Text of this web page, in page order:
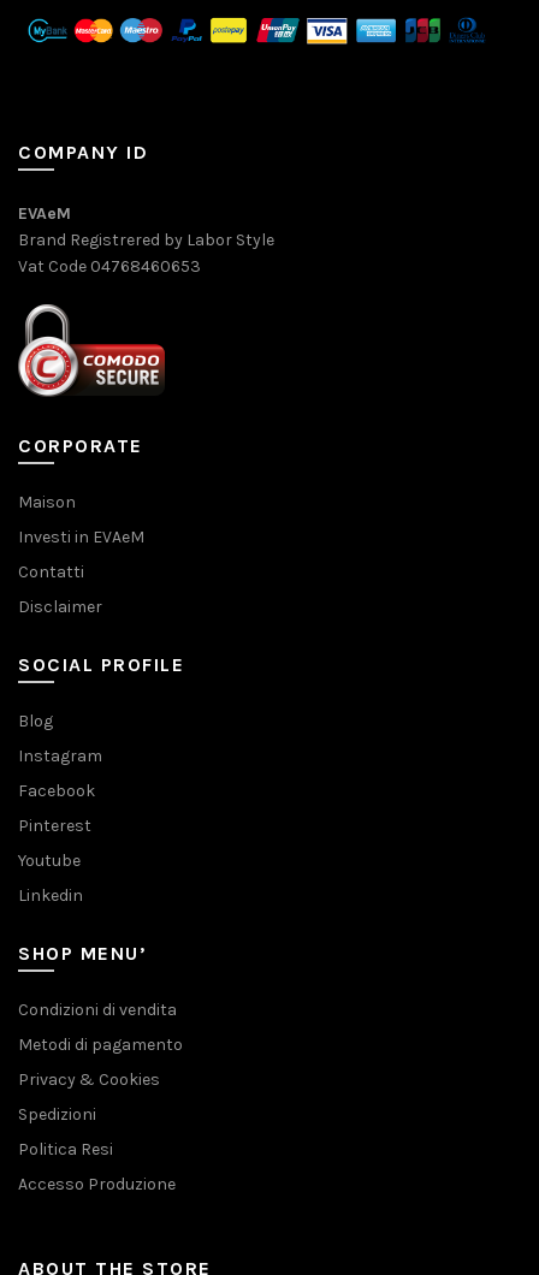
COMPANY ID
EVAeM
Brand Registrered by Labor Style
Vat Code 04768460653
CORPORATE
Maison
Investi in EVAeM
Contatti
Disclaimer
SOCIAL PROFILE
Blog
Instagram
Facebook
Pinterest
Youtube
Linkedin
SHOP MENU’
Condizioni di vendita
Metodi di pagamento
Privacy & Cookies
Spedizioni
Politica Resi
Accesso Produzione
ABOUT THE STORE